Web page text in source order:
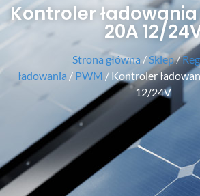
Kontroler ładowania
20A 12/
Strona główna / Sklep/
ładowania / PWM / Kontroler
12/24V